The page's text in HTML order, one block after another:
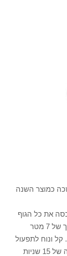
נשימה של חברת ג'לבטרון. בשנת 2006 זכה כמוצר השנה
את כל הגוף
של התינוק, כבל באורך 15 מטר, עם מאריך באורך של 7 מטר
קל ונוח לתפעול
סופר 8 נשימות בדקה, עם השעיה של 15 שניות